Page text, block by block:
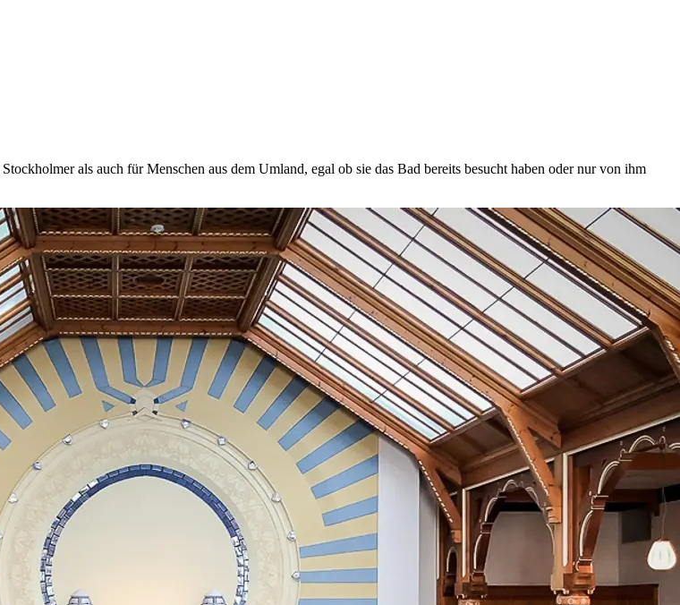
als auch für Menschen aus dem Umland, egal ob sie das Bad bereits besucht haben oder nur von ihm